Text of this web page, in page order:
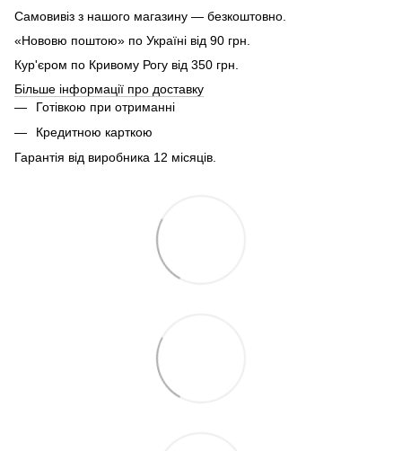
Самовивіз з нашого магазину — безкоштовно.
«Нововю поштою» по Україні від 90 грн.
Кур'єром по Кривому Рогу від 350 грн.
Більше інформації про доставку
Готівкою при отриманні
Кредитною карткою
Гарантія від виробника 12 місяців.